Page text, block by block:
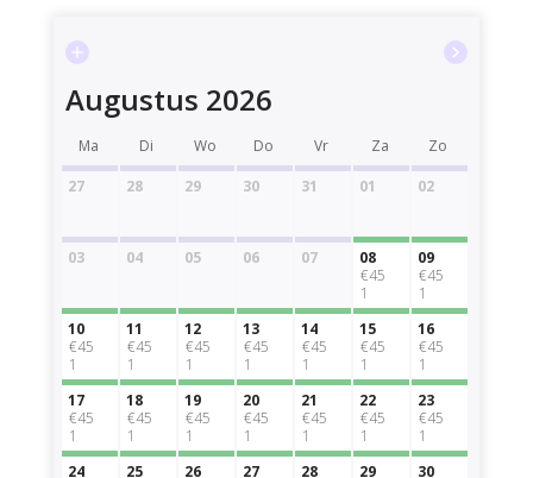
Augustus 2026
Ma Di Wo Do Vr Za
Zo
27
28 29 30 31 01 02
03 04 05 06 07
08
€45
1
09
€45
1
10
€45
1
11
€45
1
12
€45
1
13
€45
1
14
€45
1
15
€45
1
16
€45
1
17
€45
1
18
€45
1
19
€45
1
20
€45
1
21
€45
1
22
€45
1
23
€45
1
24
25
26
27
28
29
30